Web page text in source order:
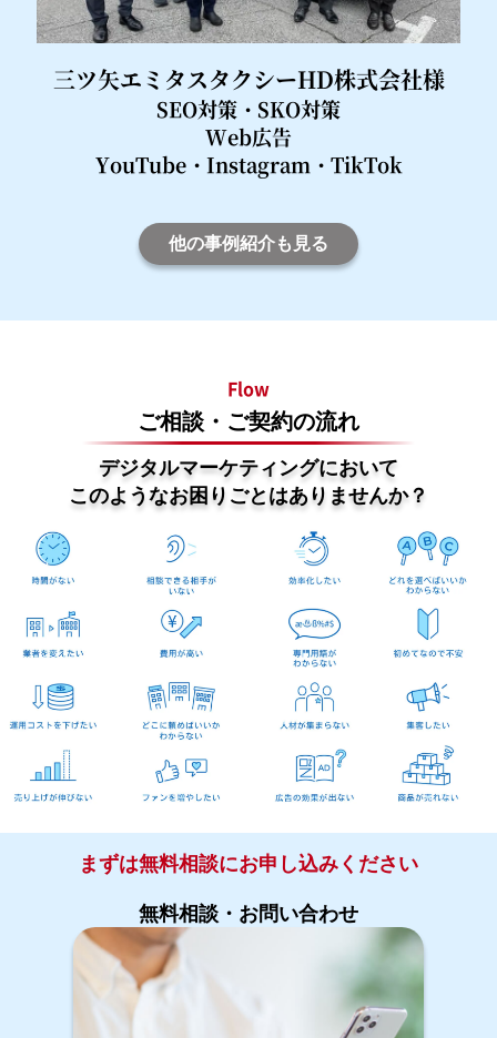
三ツ矢エミタスタクシーHD株式会社様
SEO対策・SKO対策
Web広告
YouTube・Instagram・TikTok
他の事例紹介も見る
Flow
ご相談・ご契約の流れ
デジタルマーケティングにおいて
このようなお困りごとはありませんか？
まずは無料相談にお申し込みください
無料相談・お問い合わせ